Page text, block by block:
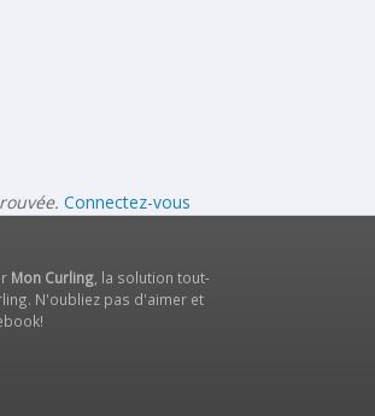
Connectez-vous
Mon Curling , la solution tout-
N'oubliez pas d'aimer et
!